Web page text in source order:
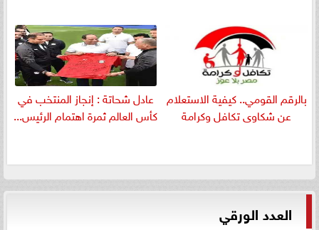
بالرقم القومي.. كيفية الاستعلام
عن شكاوى تكافل وكرامة
عادل شحاتة : إنجاز المنتخب في
كأس العالم ثمرة اهتمام الرئيس...
العدد الورقي